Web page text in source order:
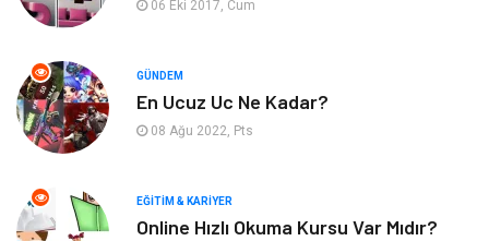
Organizasyon Plastik
Emlak
Finans & Ekonomi
06 Eki 2017, Cum
GÜNDEM
En Ucuz Uc Ne Kadar?
08 Ağu 2022, Pts
EĞITIM & KARIYER
Online Hızlı Okuma Kursu Var Mıdır?